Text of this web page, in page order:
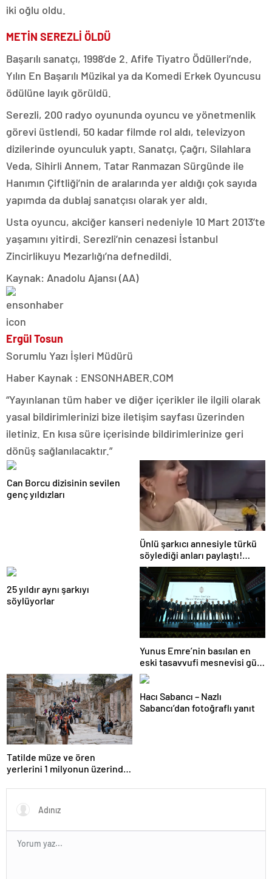
iki oğlu oldu.
METİN SEREZLİ ÖLDÜ
Başarılı sanatçı, 1998’de 2. Afife Tiyatro Ödülleri’nde,
Yılın En Başarılı Müzikal ya da Komedi Erkek Oyuncusu
ödülüne layık görüldü.
Serezli, 200 radyo oyununda oyuncu ve yönetmenlik
görevi üstlendi, 50 kadar filmde rol aldı, televizyon
dizilerinde oyunculuk yaptı. Sanatçı, Çağrı, Silahlara
Veda, Sihirli Annem, Tatar Ranmazan Sürgünde ile
Hanımın Çiftliği’nin de aralarında yer aldığı çok sayıda
yapımda da dublaj sanatçısı olarak yer aldı.
Usta oyuncu, akciğer kanseri nedeniyle 10 Mart 2013’te
yaşamını yitirdi. Serezli’nin cenazesi İstanbul
Zincirlikuyu Mezarlığı’na defnedildi.
Kaynak: Anadolu Ajansı (AA)
Ergül Tosun
Sorumlu Yazı İşleri Müdürü
Haber Kaynak : ENSONHABER.COM
“Yayınlanan tüm haber ve diğer içerikler ile ilgili olarak
yasal bildirimlerinizi bize iletişim sayfası üzerinden
iletiniz. En kısa süre içerisinde bildirimlerinize geri
dönüş sağlanılacaktır.”
Can Borcu dizisinin sevilen
genç yıldızları
Ünlü şarkıcı annesiyle türkü
söylediği anları paylaştı!
Sosyal medya yıkıldı…
25 yıldır aynı şarkıyı
söylüyorlar
Yunus Emre’nin basılan en
eski tasavvufi mesnevisi gün
yüzüne çıkarıldı
Tatilde müze ve ören
yerlerini 1 milyonun üzerinde
Hacı Sabancı – Nazlı
Sabancı’dan fotoğraflı yanıt